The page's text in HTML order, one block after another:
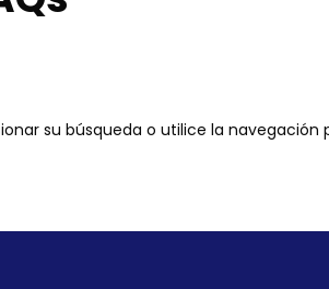
su búsqueda o utilice la navegación